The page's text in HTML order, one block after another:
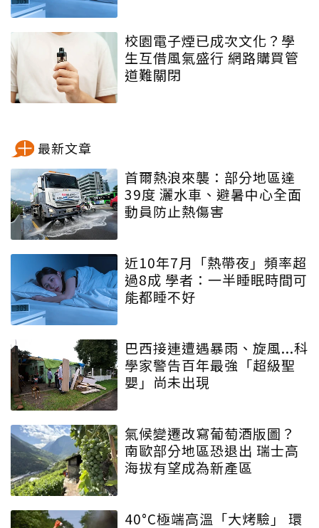
校園電子煙已成次文化？學
生互借風氣盛行 網路購買管
道難關閉
最新文章
首爾熱浪來襲：部分地區達
39度 灑水車、避暑中心全面
動員防止熱傷害
近10年7月「熱帶夜」頻率超
過8成 學者：一半睡眠時間可
能都睡不好
巴西接連遭遇暴雨、旋風...科
學家警告百年最強「超級聖
嬰」尚未出現
氣候變遷改寫葡萄酒版圖？
南歐部分地區恐退出 瑞士高
海拔有望成為新產區
40°C極端高溫「大烤驗」 環